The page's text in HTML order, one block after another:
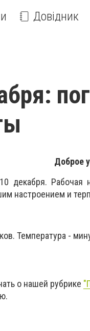
Довідник
Доброе
декабря.
настроением и
Температура -
о нашей рубрике